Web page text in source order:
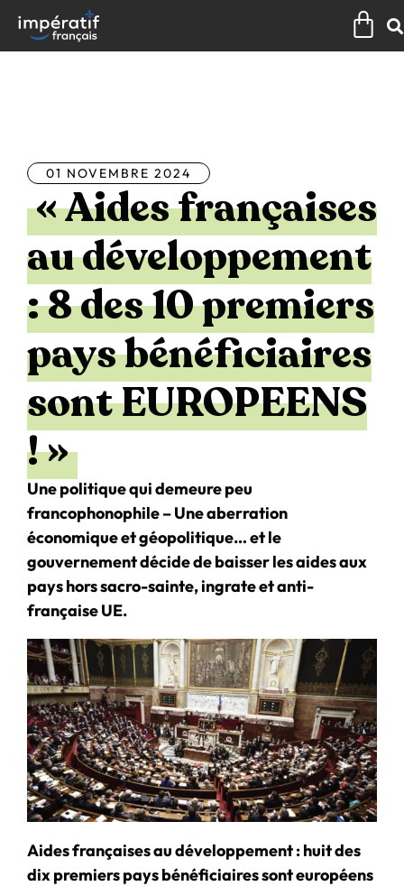
contenu
01 NOVEMBRE 2024
« Aides françaises
au développement
: 8 des 10 premiers
pays bénéficiaires
sont EUROPEENS
! »
Une politique qui demeure peu
francophonophile – Une aberration
économique et géopolitique… et le
gouvernement décide de baisser les aides aux
pays hors sacro-sainte, ingrate et anti-
française UE.
Aides françaises au développement : huit des
dix premiers pays bénéficiaires sont européens